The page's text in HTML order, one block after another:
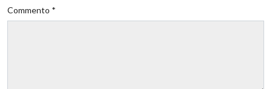
Commento *